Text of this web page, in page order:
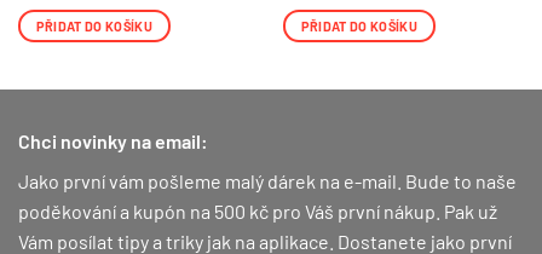
PŘIDAT DO KOŠÍKU PŘIDAT DO KOŠÍKU
Chci novinky na email:
Jako první vám pošleme malý dárek na e-mail. Bude to naše
poděkování a kupón na 500 kč pro Váš první nákup. Pak už
Vám posílat tipy a triky jak na aplikace. Dostanete jako první